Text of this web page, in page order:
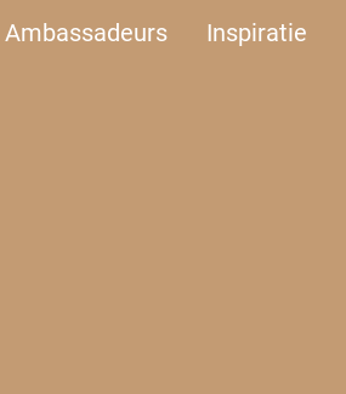
Ambassadeurs Inspiratie